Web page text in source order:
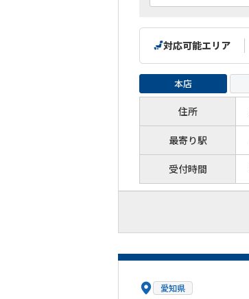
本店
住所
最寄り駅
受付時間
対応可能エリア
愛知県